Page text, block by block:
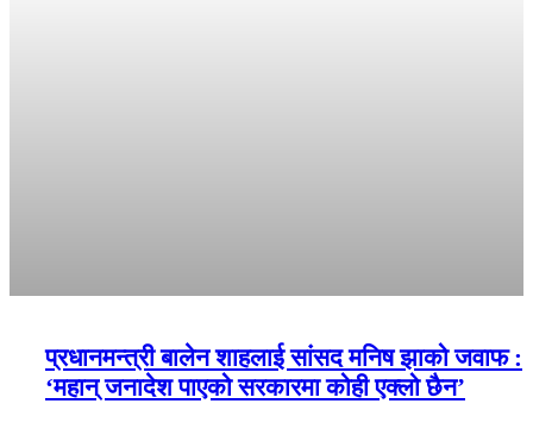
प्रधानमन्त्री बालेन शाहलाई सांसद मनिष झाको जवाफ :
‘महान् जनादेश पाएको सरकारमा कोही एक्लो छैन’